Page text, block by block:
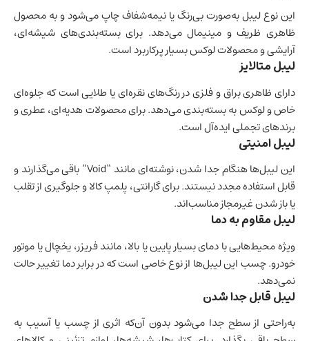
این نوع لیبل به‌صورت بی‌رنگ یا نیمه‌شفاف چاپ می‌شود و به محصول
ظاهری ظریف و مینیمال می‌دهد. برای بسته‌بندی‌های شیشه‌ای،
آرایشی و محصولات لوکس بسیار پرکاربرد است.
لیبل متالایز
دارای ظاهری براق و فلزی در رنگ‌های نقره‌ای یا طلایی است که جلوه‌ای
خاص و لوکس به بسته‌بندی می‌دهد. برای محصولات هدیه‌ای، عطری و
برندهای تجملی ایده‌آل است.
لیبل امنیتی
این لیبل‌ها هنگام جدا شدن، نوشته‌ای مانند “Void” باقی می‌گذارند و
قابل استفاده مجدد نیستند. برای گارانتی، پلمپ کالا و جلوگیری از تقلب
یا باز شدن غیرمجاز مناسب‌اند.
لیبل مقاوم به دما
ویژه محیط‌هایی با دمای بسیار پایین یا بالا، مانند فریزر، یخچال یا موتور
خودرو. چسب این لیبل‌ها از نوع خاصی است که در برابر دما تغییر حالت
نمی‌دهد.
لیبل قابل جدا شدن
به‌راحتی از سطح جدا می‌شود بدون آن‌که اثری از چسب یا آسیب به